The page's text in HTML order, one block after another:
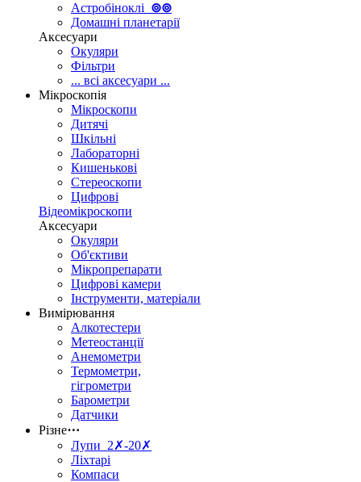
Астробіноклі ⊚⊚
Домашні планетарії
Аксесуари
Окуляри
Фільтри
... всі аксесуари ...
Мікроскопія
Мікроскопи
Дитячі
Шкільні
Лабораторні
Кишенькові
Стереоскопи
Цифрові
Відеомікроскопи
Аксесуари
Окуляри
Об'єктиви
Мікропрепарати
Цифрові камери
Інструменти, матеріали
Вимірювання
Алкотестери
Метеостанції
Анемометри
Термометри,
гігрометри
Барометри
Датчики
Різне⋯
Лупи 2✗-20✗
Ліхтарі
Компаси